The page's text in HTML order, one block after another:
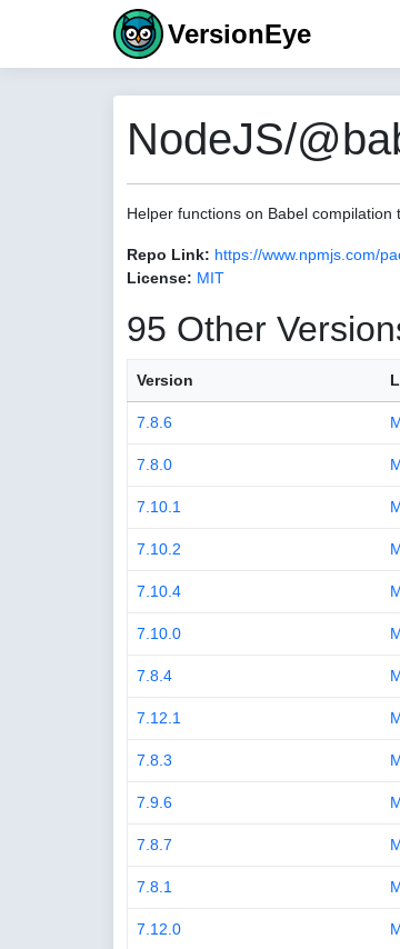
VersionEye
NodeJS/
Helper functions on Babel compilation
Repo Link: https://www.npmjs.com/
License: MIT
95 Other
Version
7.8.6
7.8.0
7.10.1
7.10.2
7.10.4
7.10.0
7.8.4
7.12.1
7.8.3
7.9.6
7.8.7
7.8.1
7.12.0